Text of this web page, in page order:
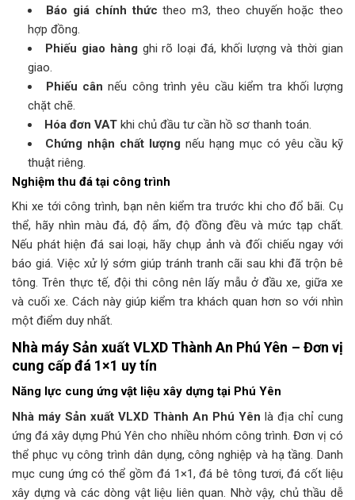
Báo giá chính thức theo m3, theo chuyến hoặc theo
hợp đồng.
Phiếu giao hàng ghi rõ loại đá, khối lượng và thời gian
giao.
Phiếu cân nếu công trình yêu cầu kiểm tra khối lượng
chặt chẽ.
Hóa đơn VATkhi chủ đầu tư cần hồ sơ thanh toán.
Chứng nhận chất lượng nếu hạng mục có yêu cầu kỹ
thuật riêng.
Nghiệm thu đá tại công trình
Khi xe tới công trình, bạn nên kiểm tra trước khi cho đổ bãi. Cụ
thể, hãy nhìn màu đá, độ ẩm, độ đồng đều và mức tạp chất.
Nếu phát hiện đá sai loại, hãy chụp ảnh và đối chiếu ngay với
báo giá. Việc xử lý sớm giúp tránh tranh cãi sau khi đã trộn bê
tông. Trên thực tế, đội thi công nên lấy mẫu ở đầu xe, giữa xe
và cuối xe. Cách này giúp kiểm tra khách quan hơn so với nhìn
một điểm duy nhất.
Nhà máy Sản xuất VLXD Thành An Phú Yên – Đơn vị
cung cấp đá 1×1 uy tín
Năng lực cung ứng vật liệu xây dựng tại Phú Yên
Nhà máy Sản xuất VLXD Thành An Phú Yên là địa chỉ cung
ứng đá xây dựng Phú Yên cho nhiều nhóm công trình. Đơn vị có
thể phục vụ công trình dân dụng, công nghiệp và hạ tầng. Danh
mục cung ứng có thể gồm đá 1×1, đá bê tông tươi, đá cốt liệu
xây dựng và các dòng vật liệu liên quan. Nhờ vậy, chủ thầu dễ